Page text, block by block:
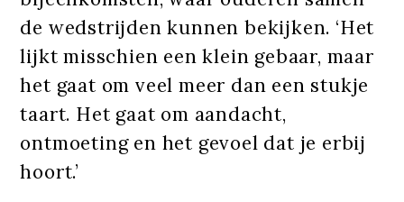
de wedstrijden kunnen bekijken. ‘Het
lijkt misschien een klein gebaar, maar
het gaat om veel meer dan een stukje
taart. Het gaat om aandacht,
ontmoeting en het gevoel dat je erbij
hoort.’